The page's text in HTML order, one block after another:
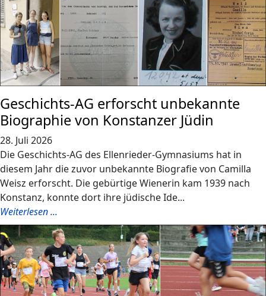
Geschichts-AG erforscht unbekannte
Biographie von Konstanzer Jüdin
28. Juli 2026
Die Geschichts-AG des Ellenrieder-Gymnasiums hat in
diesem Jahr die zuvor unbekannte Biografie von Camilla
Weisz erforscht. Die gebürtige Wienerin kam 1939 nach
Konstanz, konnte dort ihre jüdische Ide...
Weiterlesen ...